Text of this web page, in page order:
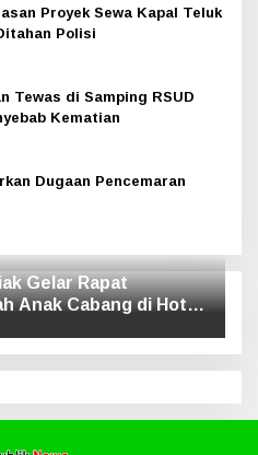
Proyek Sewa Kapal Teluk
Polisi
Tewas di Samping RSUD
Kematian
Dugaan Pencemaran
Gelar Rapat
Anak Cabang di Hotel